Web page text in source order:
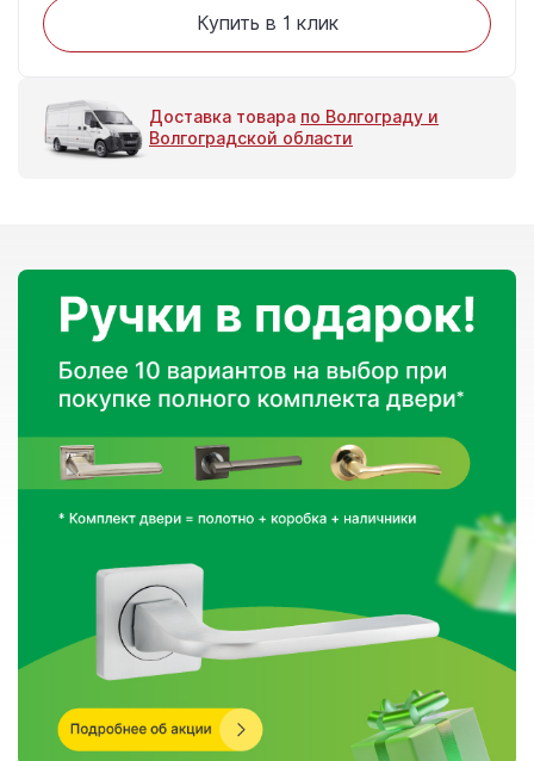
Купить в 1 клик
Доставка товара по Волгограду и
Волгоградской области